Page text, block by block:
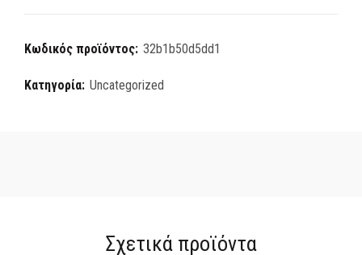
Κωδικός προϊόντος: 32b1b50d5dd1
Κατηγορία: Uncategorized
Σχετικά προϊόντα